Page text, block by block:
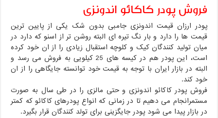
فروش پودر کاکائو اندونزی
پودر ارزان قیمت اندونزی جامبی بدون شک یکی از پایین ترین
قیمت ها را دارد و بار نگ تیره ای البته روشن تر از اسنو که دارد در
میان تولید کنندگان کیک و کلوچه استقبال زیادی را از ان خود کرده
است، این پودر هم در کیسه های 25 کیلویی به فروش می رسد و
البته در بازار ایران با توجه به قیمت خود توانسته جایگاهی را از ان
خود کند.
فروش پودر کاکائو اندونزی و حتی مالزی را در طی سال به صورت
مستمرانجام می دهیم تا در زمانی که انواع پودرهای کاکائو که کمتر
در بازار پیدا می شود پودر جایگزینی برای تولد کنندگان قرار بگیرد.